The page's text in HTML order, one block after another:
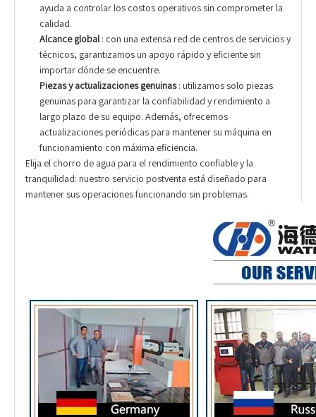
ayuda a controlar los costos operativos sin comprometer la
calidad.
Alcance global: con una extensa red de centros de servicios y
técnicos, garantizamos un apoyo rápido y eficiente sin
importar dónde se encuentre.
Piezas y actualizaciones genuinas: utilizamos solo piezas
genuinas para garantizar la confiabilidad y rendimiento a
largo plazo de su equipo. Además, ofrecemos
actualizaciones periódicas para mantener su máquina en
funcionamiento con máxima eficiencia.
Elija el chorro de agua para el rendimiento confiable y la
tranquilidad: nuestro servicio postventa está diseñado para
mantener sus operaciones funcionando sin problemas.